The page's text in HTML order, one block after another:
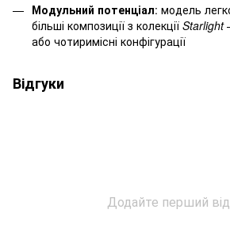
Модульний потенціал: модель
більші композиції з колекції Starlight
або чотиримісні конфігурації
Відгуки
Додайте перший